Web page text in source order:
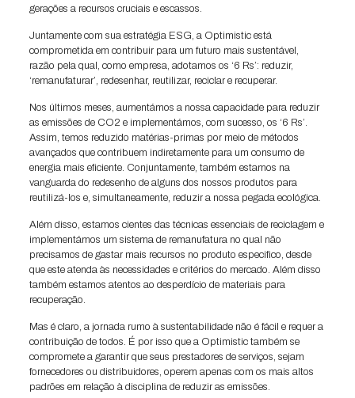
gerações a recursos cruciais e escassos.
Juntamente com sua estratégia ESG, a Optimistic está
comprometida em contribuir para um futuro mais sustentável,
razão pela qual, como empresa, adotamos os ‘6 Rs’: reduzir,
‘remanufaturar’, redesenhar, reutilizar, reciclar e recuperar.
Nos últimos meses, aumentámos a nossa capacidade para reduzir
as emissões de CO2 e implementámos, com sucesso, os ‘6 Rs’.
Assim, temos reduzido matérias-primas por meio de métodos
avançados que contribuem indiretamente para um consumo de
energia mais eficiente. Conjuntamente, também estamos na
vanguarda do redesenho de alguns dos nossos produtos para
reutilizá-los e, simultaneamente, reduzir a nossa pegada ecológica.
Além disso, estamos cientes das técnicas essenciais de reciclagem e
implementámos um sistema de remanufatura no qual não
precisamos de gastar mais recursos no produto especifico, desde
que este atenda às necessidades e critérios do mercado. Além disso
também estamos atentos ao desperdício de materiais para
recuperação.
Mas é claro, a jornada rumo à sustentabilidade não é fácil e requer a
contribuição de todos. É por isso que a Optimistic também se
compromete a garantir que seus prestadores de serviços, sejam
fornecedores ou distribuidores, operem apenas com os mais altos
padrões em relação à disciplina de reduzir as emissões.